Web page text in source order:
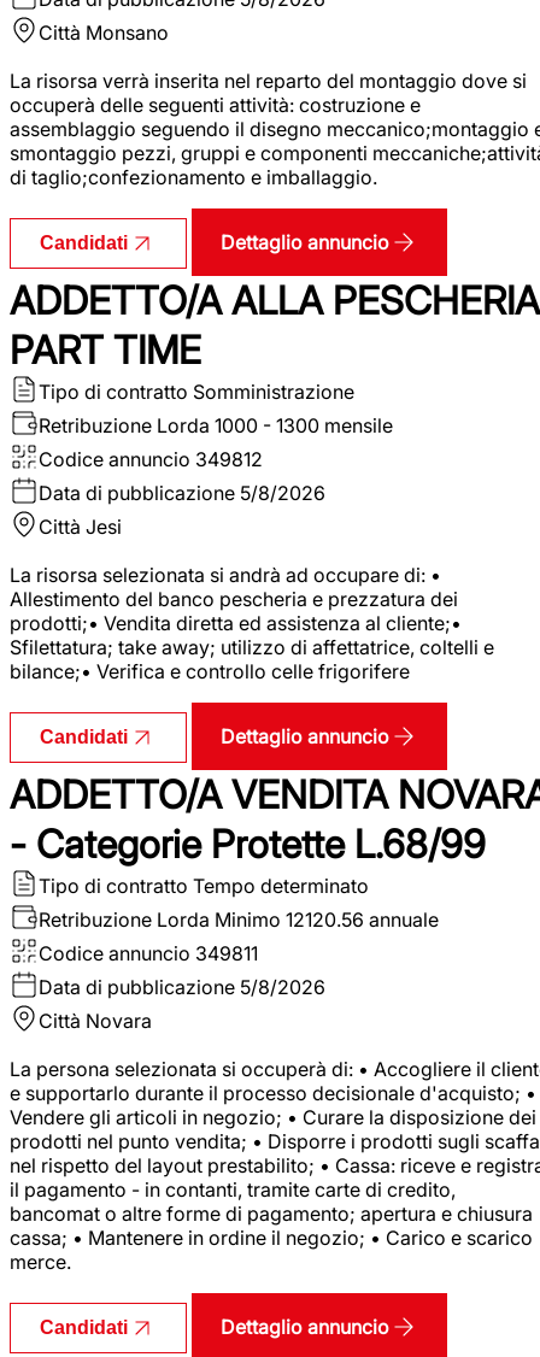
Città Monsano
La risorsa verrà inserita nel reparto del montaggio dove si
occuperà delle seguenti attività: costruzione e
assemblaggio seguendo il disegno meccanico;montaggio
smontaggio pezzi, gruppi e componenti
di taglio;confezionamento e imballaggio.
Candidati Dettaglio annuncio
ADDETTO/A ALLA PESCHERIA
PART TIME
Tipo di contratto Somministrazione
Retribuzione Lorda 1000 - 1300 mensile
Codice annuncio 349812
Data di pubblicazione 5/8/2026
Città Jesi
La risorsa selezionata si andrà ad occupare di: •
Allestimento del banco pescheria e prezzatura dei
prodotti;• Vendita diretta ed assistenza al cliente;•
Sfilettatura; take away; utilizzo di affettatrice, coltelli e
bilance;• Verifica e controllo celle frigorifere
Candidati Dettaglio annuncio
ADDETTO/A VENDITA
- Categorie Protette L.68/99
Tipo di contratto Tempo determinato
Retribuzione Lorda Minimo 12120.56 annuale
Codice annuncio 349811
Data di pubblicazione 5/8/2026
Città Novara
La persona selezionata si occuperà di: • Accogliere il
e supportarlo durante il processo decisionale d'acquisto; •
Vendere gli articoli in negozio; • Curare la disposizione dei
prodotti nel punto vendita; • Disporre i prodotti sugli
nel rispetto del layout prestabilito; • Cassa: riceve e
il pagamento - in contanti, tramite carte di credito,
bancomat o altre forme di pagamento; apertura e chiusura
cassa; • Mantenere in ordine il negozio; • Carico e scarico
merce.
Candidati Dettaglio annuncio